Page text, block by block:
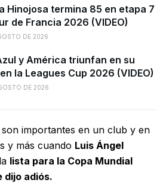
Hinojosa termina 85 en etapa 7
de Francia 2026 (VIDEO)
DE 2026
y América triunfan en su
la Leagues Cup 2026 (VIDEO)
DE 2026
importantes en un club y en
y más cuando Luis Ángel
lista para la Copa Mundial
dijo adiós.